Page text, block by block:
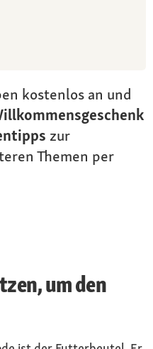
kostenlos an und
zur
Themen per
um den